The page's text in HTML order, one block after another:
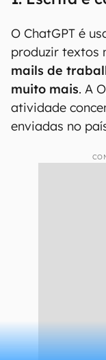
O ChatGPT é
produzir textos
mails de
muito mais. A
atividade
enviadas no